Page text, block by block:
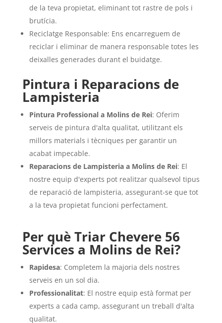
de la teva propietat, eliminant tot rastre de pols i
brutícia.
Reciclatge Responsable: Ens encarreguem de
reciclar i eliminar de manera responsable totes les
deixalles generades durant el buidatge.
Pintura i Reparacions de
Lampisteria
Pintura Professional a Molins de Rei: Oferim
serveis de pintura d'alta qualitat, utilitzant els
millors materials i tècniques per garantir un
acabat impecable.
Reparacions de Lampisteria a Molins de Rei: El
nostre equip d'experts pot realitzar qualsevol tipus
de reparació de lampisteria, assegurant-se que tot
a la teva propietat funcioni perfectament.
Per què Triar Chevere 56
Services a Molins de Rei?
Rapidesa: Completem la majoria dels nostres
serveis en un sol dia.
Professionalitat: El nostre equip està format per
experts a cada camp, assegurant un treball d'alta
qualitat.